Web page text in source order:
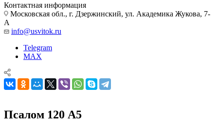
Контактная информация
Московская обл., г. Дзержинский, ул. Академика Жукова, 7-
А
info@usvitok.ru
Telegram
MAX
Псалом 120 А5